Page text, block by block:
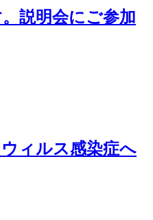
説明会にご参加
ィルス感染症へ